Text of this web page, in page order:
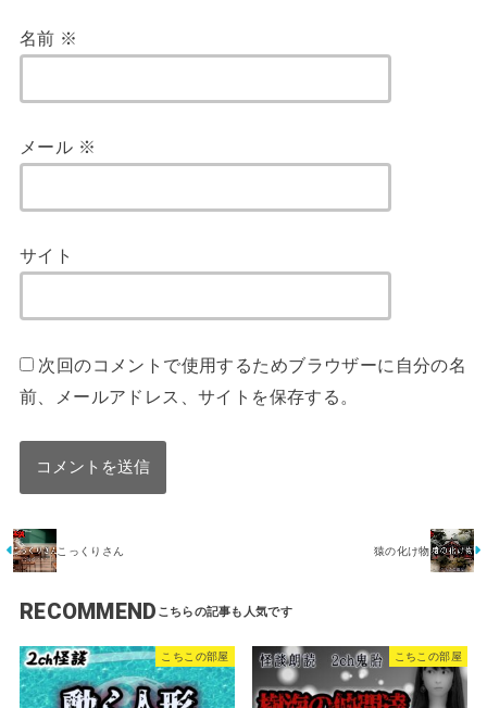
名前 ※
メール ※
サイト
次回のコメントで使用するためブラウザーに自分の名
前、メールアドレス、サイトを保存する。
こっくりさん 猿の化け物
RECOMMEND
こちこの部屋 こちこの部屋